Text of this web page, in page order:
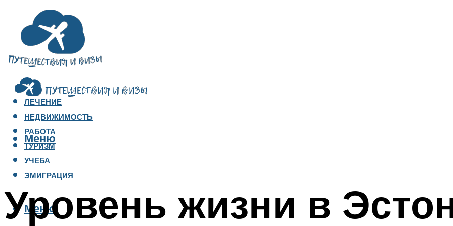
ЛЕЧЕНИЕ
НЕДВИЖИМОСТЬ
РАБОТА
ТУРИЗМ
УЧЕБА
ЭМИГРАЦИЯ
Меню
Меню
Уровень жизни в